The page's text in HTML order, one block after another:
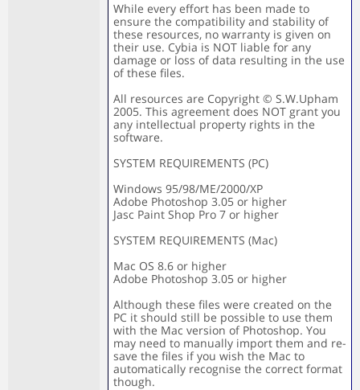
While every effort has been made to
ensure the compatibility and stability of
these resources, no warranty is given on
their use. Cybia is NOT liable for any
damage or loss of data resulting in the use
of these files.
All resources are Copyright © S.W.Upham
2005. This agreement does NOT grant you
any intellectual property rights in the
software.
SYSTEM REQUIREMENTS (PC)
Windows 95/98/ME/2000/XP
Adobe Photoshop 3.05 or higher
Jasc Paint Shop Pro 7 or higher
SYSTEM REQUIREMENTS (Mac)
Mac OS 8.6 or higher
Adobe Photoshop 3.05 or higher
Although these files were created on the
PC it should still be possible to use them
with the Mac version of Photoshop. You
may need to manually import them and re-
save the files if you wish the Mac to
automatically recognise the correct format
though.